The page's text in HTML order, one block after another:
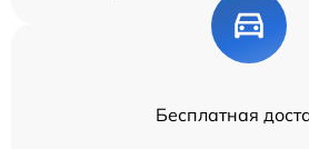
Бесплатная